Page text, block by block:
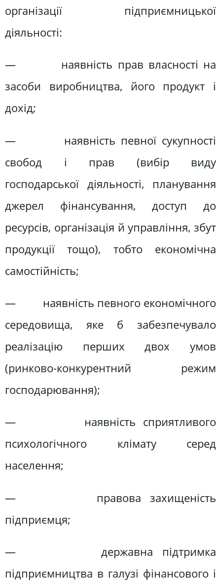
організації підприємницької
діяльності:
— наявність прав власності на
засоби виробництва, його продукт і
дохід;
— наявність певної сукупності
свобод і прав (вибір виду
господарської діяльності, планування
джерел фінансування, доступ до
ресурсів, організація й управління, збут
продукції тощо), тобто економічна
самостійність;
— наявність певного економічного
середовища, яке б забезпечувало
реалізацію перших двох умов
(ринково-конкурентний режим
господарювання);
— наявність сприятливого
психологічного клімату серед
населення;
— правова захищеність
підприємця;
— державна підтримка
підприємництва в галузі фінансового і